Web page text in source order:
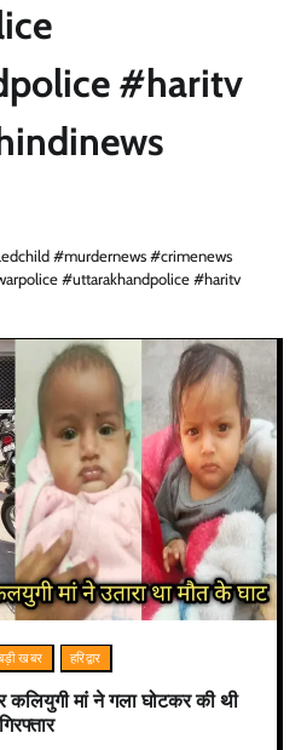
#haritv
#murdernews #crimenews
#uttarakhandpolice #haritv
खबर हरिद्वार
कलियुगी मां ने गला घोटकर की थी